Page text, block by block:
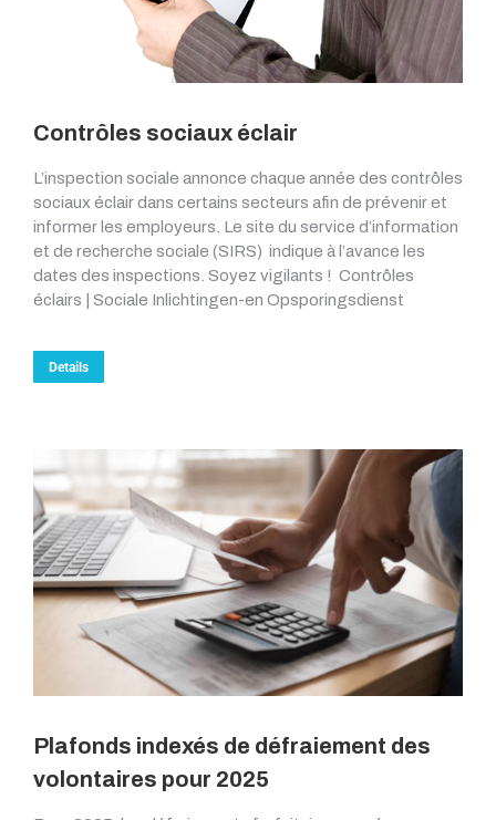
Contrôles sociaux éclair
L’inspection sociale annonce chaque année des contrôles
sociaux éclair dans certains secteurs afin de prévenir et
informer les employeurs. Le site du service d’information
et de recherche sociale (SIRS) indique à l’avance les
dates des inspections. Soyez vigilants ! Contrôles
éclairs | Sociale Inlichtingen-en Opsporingsdienst
Details
Plafonds indexés de défraiement des
volontaires pour 2025